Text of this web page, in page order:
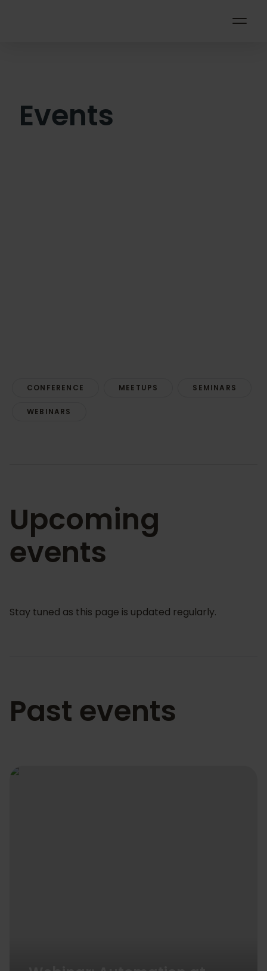
Events
CONFERENCE MEETUPS SEMINARS
WEBINARS
Upcoming
events
Stay tuned as this page is updated regularly.
Past events